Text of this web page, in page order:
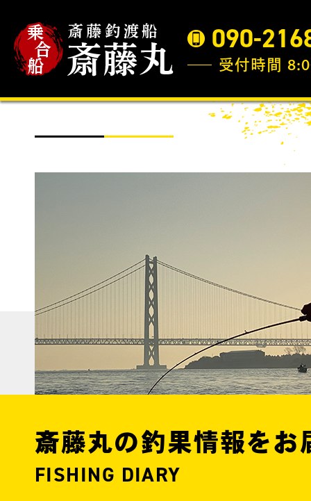
090-
受付時間
斎藤丸の釣果情報をお
FISHING DIARY